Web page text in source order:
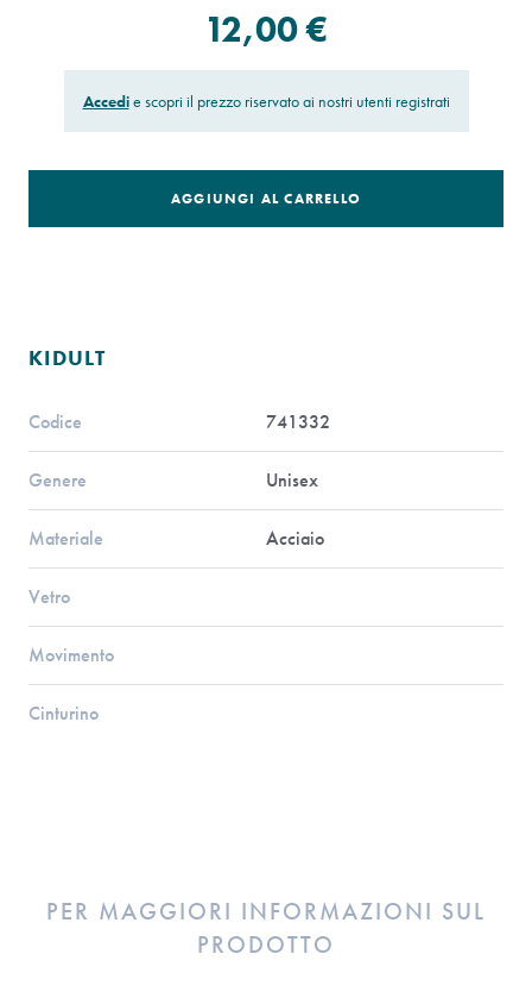
12,00 €
Accedie scopri il prezzo riservato ai nostri utenti registrati
AGGIUNGI AL CARRELLO
KIDULT
Codice 741332
Genere Unisex
Materiale Acciaio
Vetro
Movimento
Cinturino
PER MAGGIORI INFORMAZIONI SUL
PRODOTTO